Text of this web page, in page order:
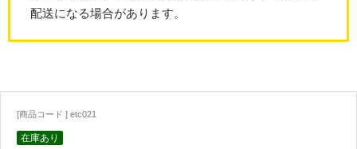
配送になる場合があります。
[商品コード ] etc021
在庫あり